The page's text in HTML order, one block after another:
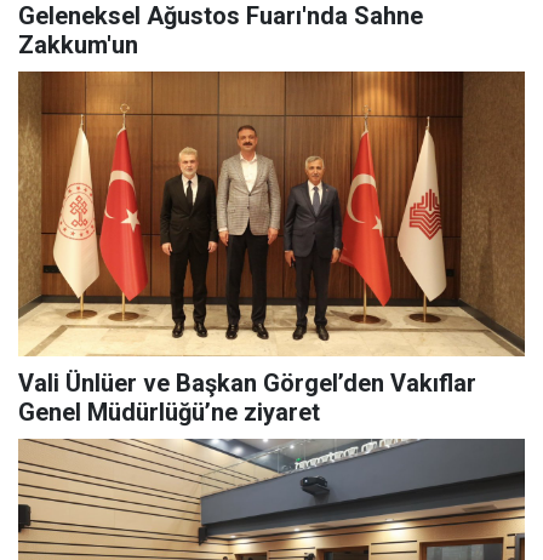
Geleneksel Ağustos Fuarı'nda Sahne
Zakkum'un
Vali Ünlüer ve Başkan Görgel’den Vakıflar
Genel Müdürlüğü’ne ziyaret